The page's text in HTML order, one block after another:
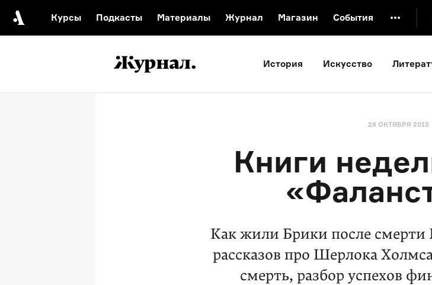
Курсы Подкасты Материалы Журнал Магазин События
Видеоистория русской культуры
Русский язык от «гой
История Искусство
28 ОКТЯБРЯ 2015
Книги
Как жили Брики после смерти
рассказов про Шерлока
смерть, разбор успехов